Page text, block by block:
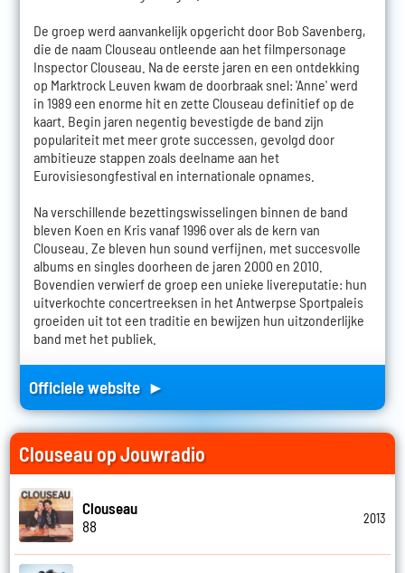
De groep werd aanvankelijk opgericht door Bob Savenberg,
die de naam Clouseau ontleende aan het filmpersonage
Inspector Clouseau. Na de eerste jaren en een ontdekking
op Marktrock Leuven kwam de doorbraak snel: 'Anne' werd
in 1989 een enorme hit en zette Clouseau definitief op de
kaart. Begin jaren negentig bevestigde de band zijn
populariteit met meer grote successen, gevolgd door
ambitieuze stappen zoals deelname aan het
Eurovisiesongfestival en internationale opnames.
Na verschillende bezettingswisselingen binnen de band
bleven Koen en Kris vanaf 1996 over als de kern van
Clouseau. Ze bleven hun sound verfijnen, met succesvolle
albums en singles doorheen de jaren 2000 en 2010.
Bovendien verwierf de groep een unieke livereputatie: hun
uitverkochte concertreeksen in het Antwerpse Sportpaleis
groeiden uit tot een traditie en bewijzen hun uitzonderlijke
band met het publiek.
Officiele website ►
Clouseau op Jouwradio
Clouseau
88
2013